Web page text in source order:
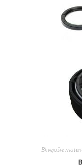
Blīvējošie